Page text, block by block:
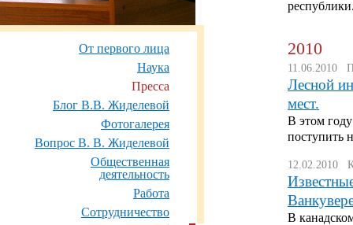
От первого лица
Наука
Пресса
Блог В.В. Жиделевой
Фотогалерея
Вопрос В. В. Жиделевой
Общественная
деятельность
Работа
Сотрудничество
2010
11.06.2010
Лесной
мест.
В этом
поступить
12.02.2010
В